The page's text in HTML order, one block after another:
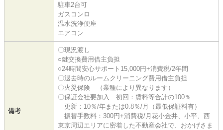
駐車2台可
ガスコンロ
温水洗浄便座
エアコン
備考
〇現況渡し
○鍵交換費用借主負担
○24時間安心サポート15,000円+消費税/2年間
〇退去時のルームクリーニング費用借主負担
〇火災保険 （業種により異なります）
〇保証会社要加入 初回：賃料等合計の100％
更新：10％/年または0.8％/月（最低保証料有）
振替手数料：300円+消費税/月花小金井、小平、西
東京周辺エリアに密着した不動産会社で、おかげさま